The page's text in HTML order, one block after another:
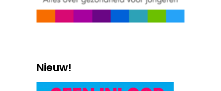
Nieuw!